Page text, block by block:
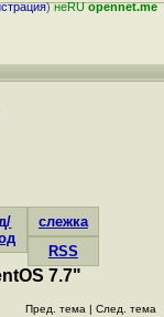
)неRUopennet.me
слежка
RSS
7.7"
Пред. тема | След. тема